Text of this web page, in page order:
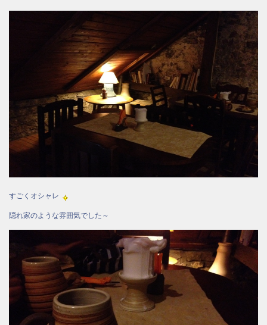
すごくオシャレ
隠れ家のような雰囲気でした～